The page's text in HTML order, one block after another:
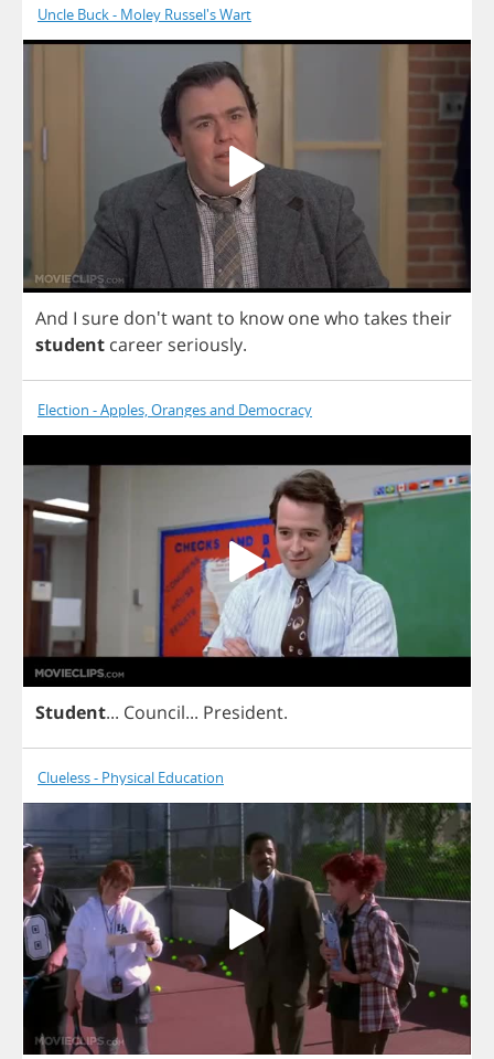
Uncle Buck - Moley Russel's Wart
And I sure don'twantto know onewho takes their
student career seriously.
Election - Apples, Oranges and Democracy
Student... Council... President.
Clueless - Physical Education